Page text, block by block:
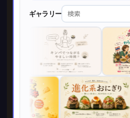
ギャラリー